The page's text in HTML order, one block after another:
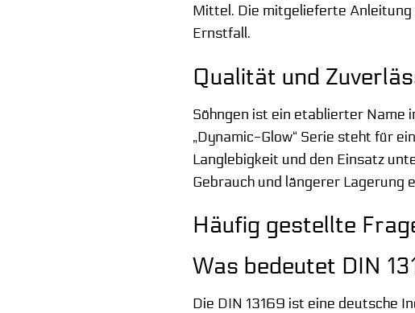
Mittel. Die mitgelieferte Anleitung
Ernstfall.
Qualität und
Söhngen ist ein etablierter Name
„Dynamic-Glow“ Serie steht für
Langlebigkeit und den Einsatz
Gebrauch und längerer Lagerung
Häufig gestellte
Was bedeutet DIN
Die DIN 13169 ist eine deutsche